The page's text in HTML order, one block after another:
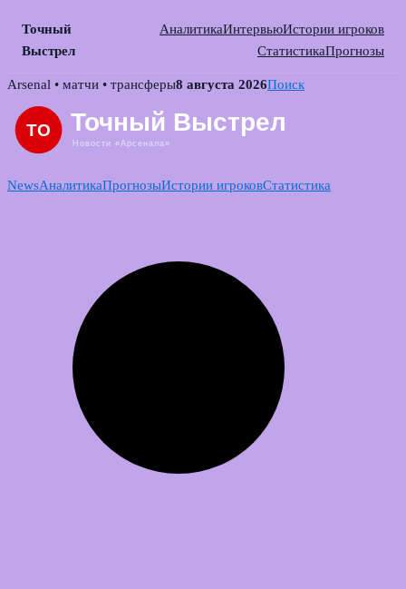
Точный
Выстрел
АналитикаИнтервьюИстории игроков
СтатистикаПрогнозы
Skip
content
Arsenal • матчи • трансферы8 августа 2026Поиск
NewsАналитикаПрогнозыИстории игроковСтатистика